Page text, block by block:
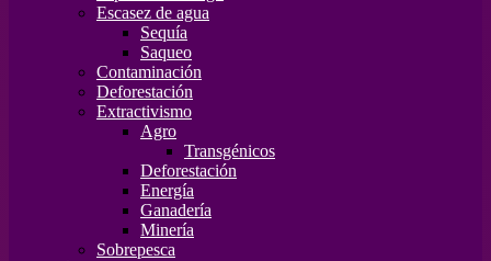
Escasez de agua
Sequía
Saqueo
Contaminación
Deforestación
Extractivismo
Agro
Transgénicos
Deforestación
Energía
Ganadería
Minería
Sobrepesca